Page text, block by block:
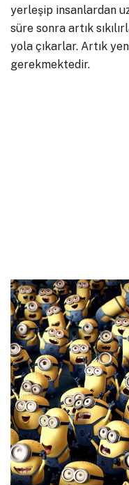
yerleşip insanlardan
süre sonra artık
yola çıkarlar. Artık
gerekmektedir.